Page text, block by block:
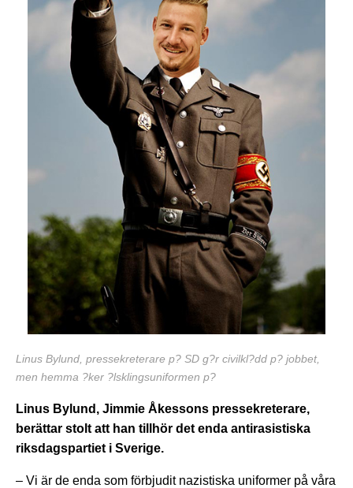
Linus Bylund, pressekreterare p? SD g?r civilkl?dd p? jobbet,
men hemma ?ker ?lsklingsuniformen p?
Linus Bylund, Jimmie Åkessons pressekreterare,
berättar stolt att han tillhör det enda antirasistiska
riksdagspartiet i Sverige.
– Vi är de enda som förbjudit nazistiska uniformer på våra